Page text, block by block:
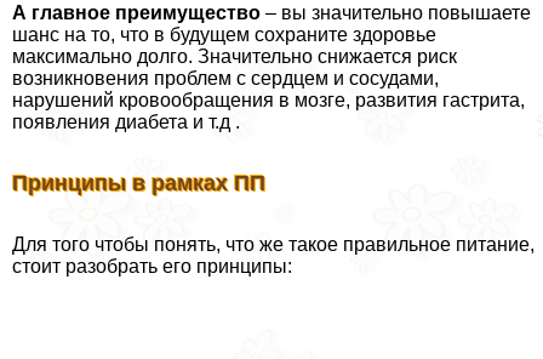
А главное преимущество – вы значительно повышаете
шанс на то, что в будущем сохраните здоровье
максимально долго. Значительно снижается риск
возникновения проблем с сердцем и сосудами,
нарушений кровообращения в мозге, развития гастрита,
появления диабета и т.д .
Принципы в рамках ПП
Для того чтобы понять, что же такое правильное питание,
стоит разобрать его принципы: